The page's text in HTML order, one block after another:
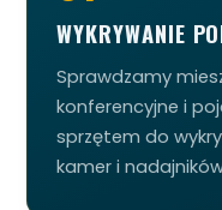
WYKRYWANIE
Sprawdzamy
konferencyjne i
sprzętem do
kamer i nadajników